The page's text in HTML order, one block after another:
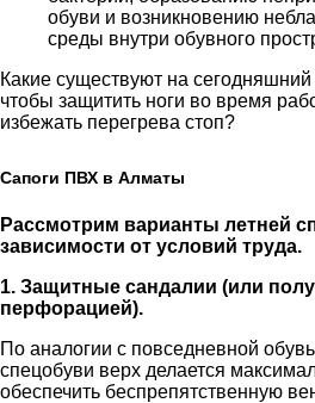
обуви и возникновению
среды внутри обувного
Какие существуют на
чтобы защитить ноги во время
избежать перегрева стоп?
Сапоги ПВХ в Алматы
Рассмотрим варианты летней
зависимости от условий труда.
1. Защитные сандалии (или
перфорацией).
По аналогии с повседневной
спецобуви верх делается
обеспечить беспрепятственную